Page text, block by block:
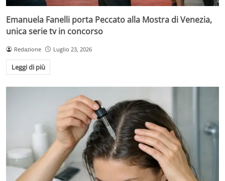
Emanuela Fanelli porta Peccato alla Mostra di Venezia,
unica serie tv in concorso
Redazione Luglio 23, 2026
Leggi di più